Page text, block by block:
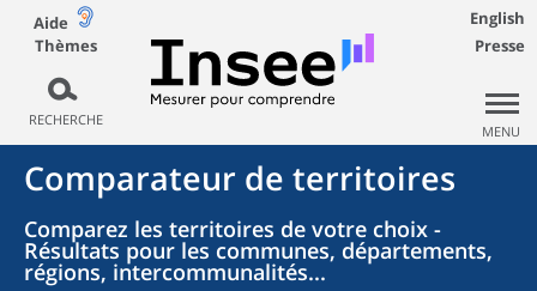
Aide
Thèmes
RECHERCHE
English
Presse
MENU
Comparateur de territoires
Comparez les territoires de votre choix -
Résultats pour les communes, départements,
régions, intercommunalités...